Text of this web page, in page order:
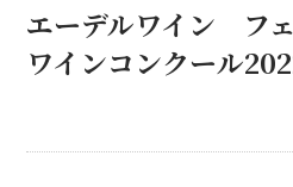
エーデルワイン フ
ワインコンクール